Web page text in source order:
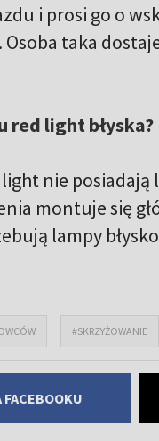
i prosi go o
taka
red light błyska?
nie posiadają
montuje się
lampy
#SKRZYŻOWANIE